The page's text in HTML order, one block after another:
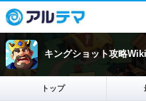
キングショット攻略Wiki
トップ